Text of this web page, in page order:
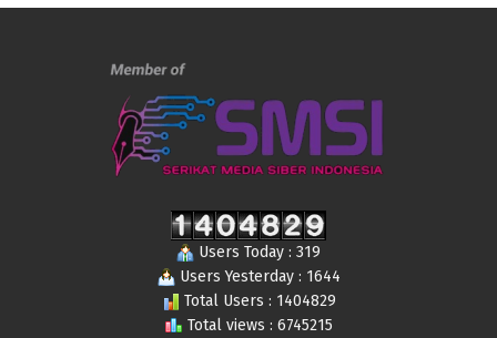
Users Today : 319
Users Yesterday : 1644
Total Users : 1404829
Total views : 6745215